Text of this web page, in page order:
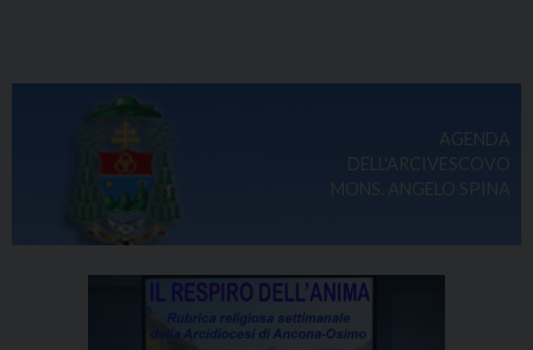
AGENDA
DELL'ARCIVESCOVO
MONS. ANGELO SPINA